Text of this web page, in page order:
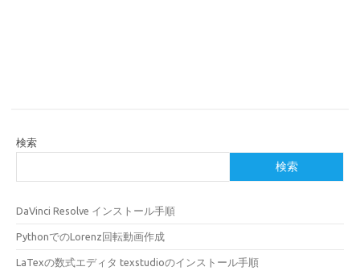
検索
検索
DaVinci Resolve インストール手順
PythonでのLorenz回転動画作成
LaTexの数式エディタ texstudioのインストール手順